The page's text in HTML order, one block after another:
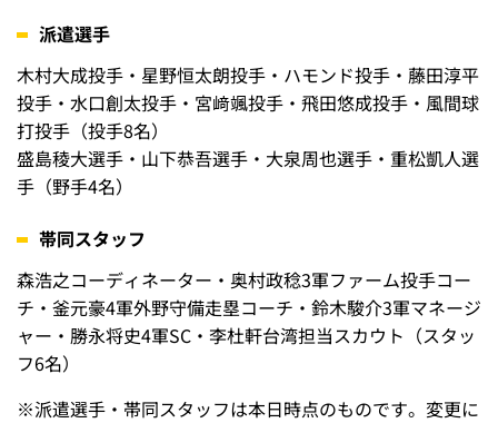
派遣選手
木村大成投手・星野恒太朗投手・ハモンド投手・藤田淳平
投手・水口創太投手・宮﨑颯投手・飛田悠成投手・風間球
打投手（投手8名）
盛島稜大選手・山下恭吾選手・大泉周也選手・重松凱人選
手（野手4名）
帯同スタッフ
森浩之コーディネーター・奥村政稔3軍ファーム投手コー
チ・釜元豪4軍外野守備走塁コーチ・鈴木駿介3軍マネージ
ャー・勝永将史4軍SC・李杜軒台湾担当スカウト（スタッ
フ6名）
※派遣選手・帯同スタッフは本日時点のものです。変更に